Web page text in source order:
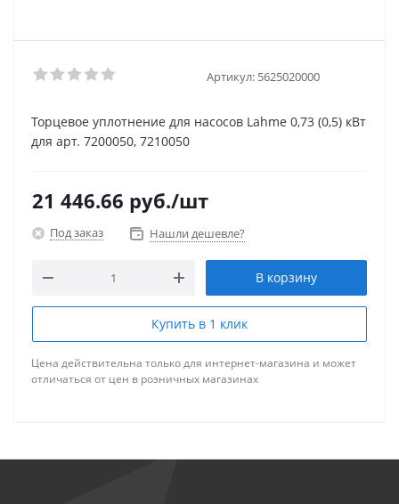
Артикул: 5625020000
Торцевое уплотнение для насосов Lahme 0,73 (0,5) кВт
для арт. 7200050, 7210050
21 446.66 руб./шт
Под заказ Нашли дешевле?
В корзину
Купить в 1 клик
Цена действительна только для интернет-магазина и может
отличаться от цен в розничных магазинах